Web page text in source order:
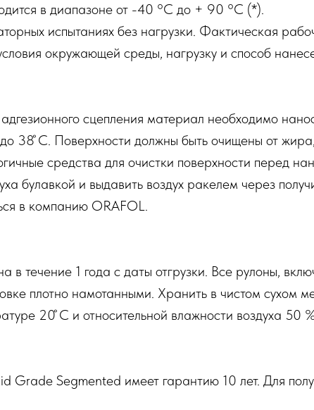
в диапазоне от -40 °C до + 90 °C (*).
испытаниях без нагрузки. Фактическая
окружающей среды, нагрузку и способ
сцепления материал необходимо
38 ̊C. Поверхности должны быть очищены от
средства для очистки поверхности перед
булавкой и выдавить воздух ракелем через
в компанию ORAFOL.
в течение 1 года с даты отгрузки. Все рулоны,
плотно намотанными. Хранить в чистом сухом
20 ̊C и относительной влажности воздуха 50
Grade Segmented имеет гарантию 10 лет. Для